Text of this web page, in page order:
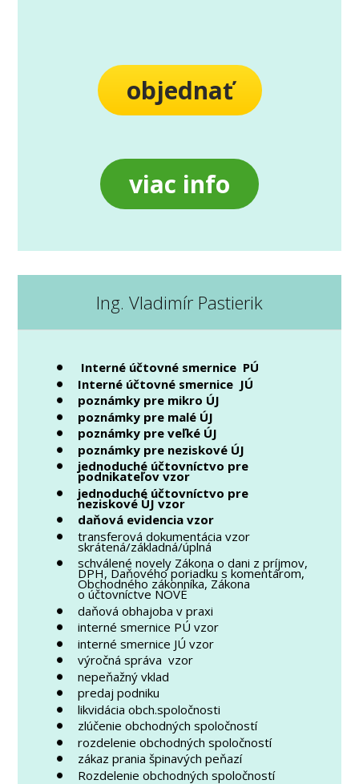
objednať
viac info
Ing. Vladimír Pastierik
Interné účtovné smernice PÚ
Interné účtovné smernice JÚ
poznámky pre mikro ÚJ
poznámky pre malé ÚJ
poznámky pre veľké ÚJ
poznámky pre neziskové ÚJ
jednoduché účtovníctvo pre
podnikateľov vzor
jednoduché účtovníctvo pre
neziskové ÚJ vzor
daňová evidencia vzor
transferová dokumentácia vzor
skrátená/základná/úplná
schválené novely Zákona o dani z príjmov,
DPH, Daňového poriadku s komentárom,
Obchodného zákonníka, Zákona
o účtovníctve NOVÉ
daňová obhajoba v praxi
interné smernice PÚ vzor
interné smernice JÚ vzor
výročná správa vzor
nepeňažný vklad
predaj podniku
likvidácia obch.spoločnosti
zlúčenie obchodných spoločností
rozdelenie obchodných spoločností
zákaz prania špinavých peňazí
Rozdelenie obchodných spoločností